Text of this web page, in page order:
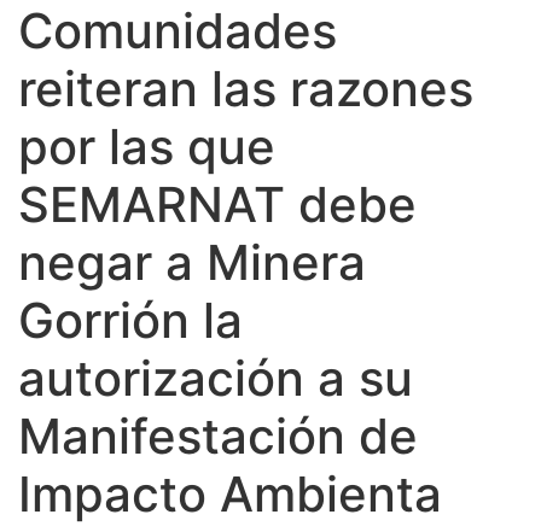
Comunidades
reiteran las razones
por las que
SEMARNAT debe
negar a Minera
Gorrión la
autorización a su
Manifestación de
Impacto Ambienta